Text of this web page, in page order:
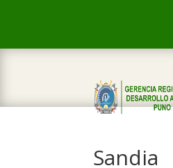
Sandia